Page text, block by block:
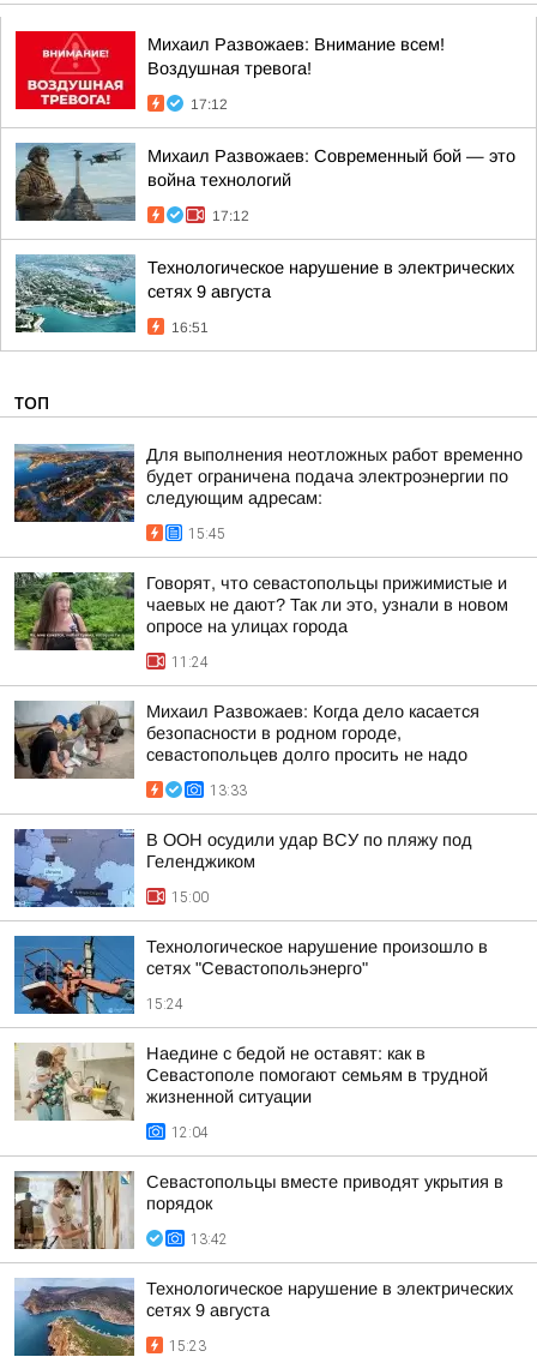
Михаил Развожаев: Внимание всем!
Воздушная тревога!
17:12
Михаил Развожаев: Современный бой — это
война технологий
17:12
Технологическое нарушение в электрических
сетях 9 августа
16:51
ТОП
Для выполнения неотложных работ временно
будет ограничена подача электроэнергии по
следующим адресам:
15:45
Говорят, что севастопольцы прижимистые и
чаевых не дают? Так ли это, узнали в новом
опросе на улицах города
11:24
Михаил Развожаев: Когда дело касается
безопасности в родном городе,
севастопольцев долго просить не надо
13:33
В ООН осудили удар ВСУ по пляжу под
Геленджиком
15:00
Технологическое нарушение произошло в
сетях "Севастопольэнерго"
15:24
Наедине с бедой не оставят: как в
Севастополе помогают семьям в трудной
жизненной ситуации
12:04
Севастопольцы вместе приводят укрытия в
порядок
13:42
Технологическое нарушение в электрических
сетях 9 августа
15:23